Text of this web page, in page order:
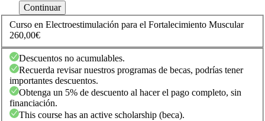
Curso en Electroestimulación para el Fortalecimiento Muscular
260,00€
Descuentos no acumulables.
Recuerda revisar nuestros programas de becas, podrías tener
importantes descuentos.
Obtenga un 5% de descuento al hacer el pago completo, sin
financiación.
This course has an active scholarship (beca).